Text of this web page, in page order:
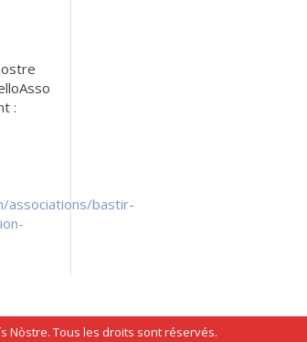
:
associations/bastir-
Nòstre. Tous les droits sont réservés.